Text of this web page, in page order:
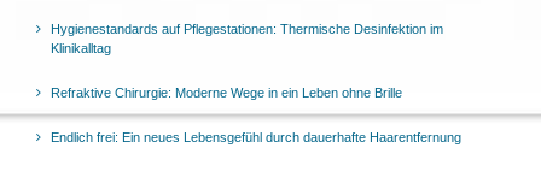
Hygienestandards auf Pflegestationen: Thermische Desinfektion im
Klinikalltag
Refraktive Chirurgie: Moderne Wege in ein Leben ohne Brille
Endlich frei: Ein neues Lebensgefühl durch dauerhafte Haarentfernung